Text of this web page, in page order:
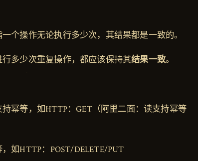
个操作无论执行多少次，其结果都是一致的。
多少次重复操作，都应该保持其结果一致。
幂等，如HTTP：GET（阿里二面：读支持幂等
如HTTP：POST/DELETE/PUT